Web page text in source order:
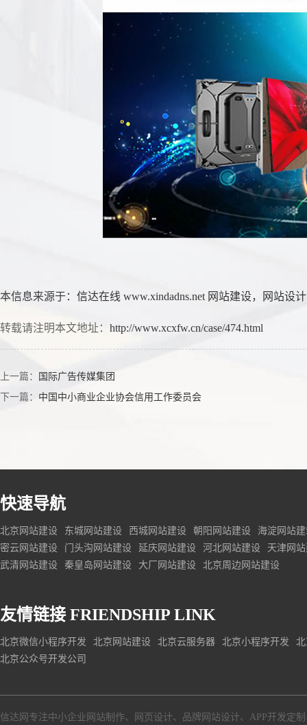
本信息来源于： 信达在线 www.xindadns.net 网站建设， 网站设计
转载请注明本文地址： http://www.xcxfw.cn/case/474.html
上一篇：
国际广告传媒集团
下一篇： 中国中小商业企业协会信用工作委员会
快速导航
北京网站建设 东城网站建设 西城网站建设 朝阳网站建设
海淀网站
密云网站建设
门头沟网站建设 延庆网站建设 河北网站建设
天津网
武清网站建设
秦皇岛网站建设 大厂网站建设 北京周边网站建设
友情链接 FRIENDSHIP LINK
北京微信小程序开发 北京网站建设 北京云服务器 北京小程序开发
北京公众号开发公司
信达网专注中小企业网站制作、 网页设计、 品牌网站设计、 APP开发定制